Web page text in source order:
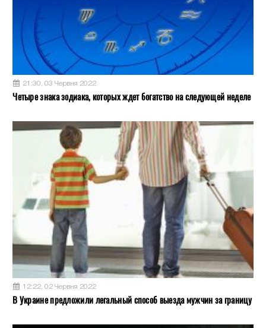
21:30, 03 Червня 2022
Четыре знака зодиака, которых ждет богатство на следующей неделе
12:22, 02 Червня 2022
В Украине предложили легальный способ выезда мужчин за границу